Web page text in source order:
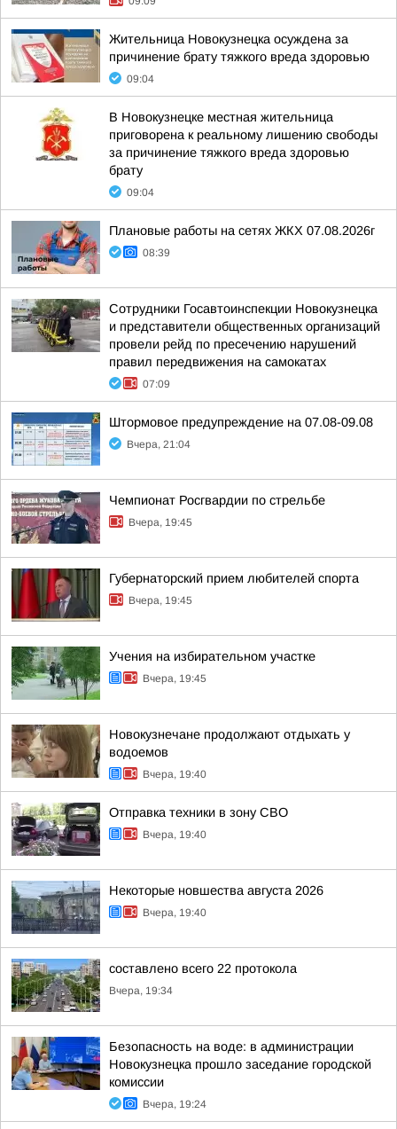
Жительница Новокузнецка осуждена за
причинение брату тяжкого вреда здоровью
09:04
В Новокузнецке местная жительница
приговорена к реальному лишению свободы
за причинение тяжкого вреда здоровью
брату
09:04
Плановые работы на сетях ЖКХ 07.08.2026г
08:39
Сотрудники Госавтоинспекции Новокузнецка
и представители общественных организаций
провели рейд по пресечению нарушений
правил передвижения на самокатах
07:09
Штормовое предупреждение на 07.08-09.08
Вчера, 21:04
Чемпионат Росгвардии по стрельбе
Вчера, 19:45
Губернаторский прием любителей спорта
Вчера, 19:45
Учения на избирательном участке
Вчера, 19:45
Новокузнечане продолжают отдыхать у
водоемов
Вчера, 19:40
Отправка техники в зону СВО
Вчера, 19:40
Некоторые новшества августа 2026
Вчера, 19:40
составлено всего 22 протокола
Вчера, 19:34
Безопасность на воде: в администрации
Новокузнецка прошло заседание городской
комиссии
Вчера, 19:24